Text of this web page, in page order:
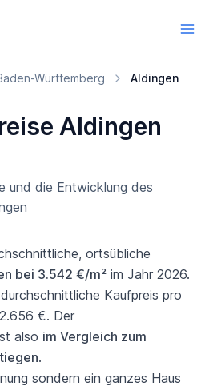
Württemberg Aldingen
Aldingen
und die Entwicklung des
ortsübliche
bei 3.542 €/m² im Jahr 2026.
Kaufpreis pro
€. Der
also im Vergleich zum
.
sondern ein ganzes Haus